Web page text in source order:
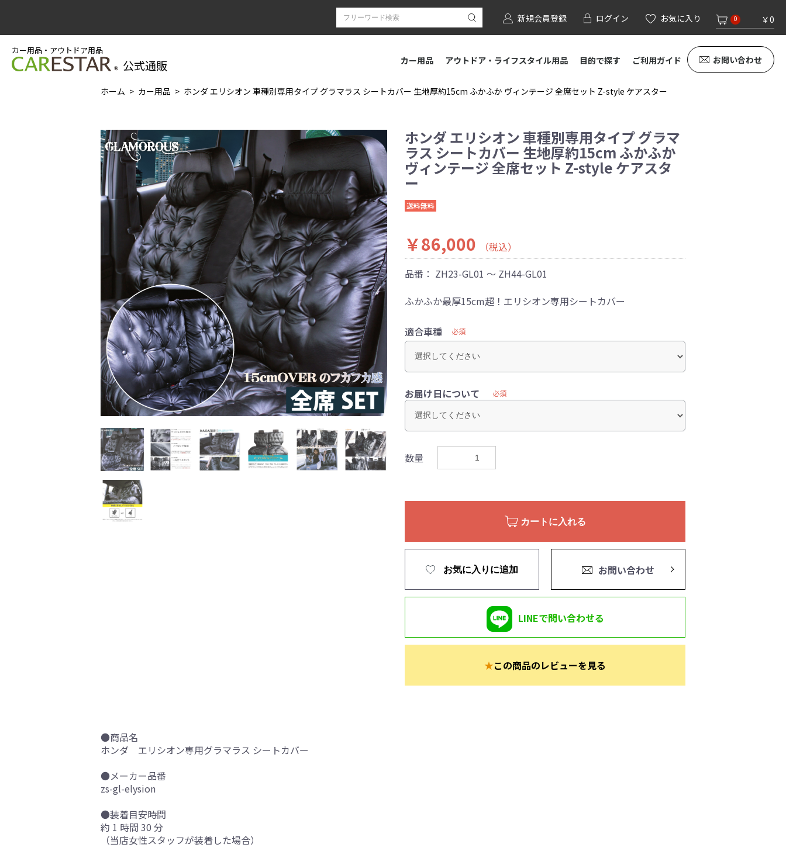
新規会員登録 ログイン お気に入り 0 ￥0
カー用品・アウトドア用品
公式通販 カー用品 アウトドア・ライフスタイル用品 目的で探す ご利用ガイド お問い合わせ
ホーム カー用品 ホンダ エリシオン 車種別専用タイプ グラマラス シートカバー 生地厚約15cm ふかふか ヴィンテージ 全席セット Z-style ケアスター
ホンダ エリシオン 車種別専用タイプ グラマ
ラス シートカバー 生地厚約15cm ふかふか
ヴィンテージ 全席セット Z-style ケアスタ
ー
送料無料
￥86,000
（税込）
品番： ZH23-GL01 ～ ZH44-GL01
ふかふか最厚15cm超！エリシオン専用シートカバー
適合車種 必須
お届け日について 必須
数量
カートに入れる
お気に入りに追加 お問い合わせ
LINEで問い合わせる
★この商品のレビューを見る
●商品名
ホンダ エリシオン専用グラマラス シートカバー
●メーカー品番
zs-gl-elysion
●装着目安時間
約 1 時間 30 分
（当店女性スタッフが装着した場合）